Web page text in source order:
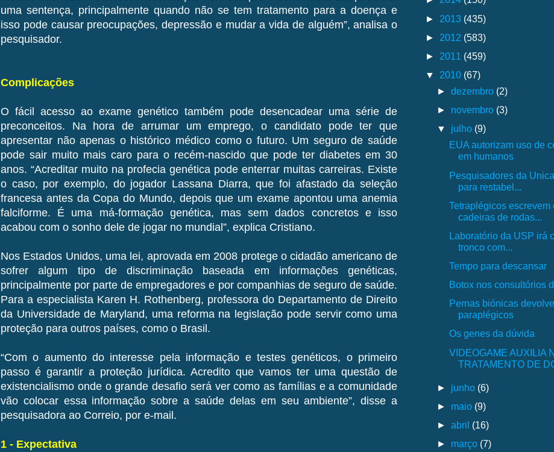
uma sentença, principalmente quando não se tem tratamento para a doença e
isso pode causar preocupações, depressão e mudar a vida de alguém”, analisa o
pesquisador.
Complicações
O fácil acesso ao exame genético também pode desencadear uma série de
preconceitos. Na hora de arrumar um emprego, o candidato pode ter que
apresentar não apenas o histórico médico como o futuro. Um seguro de saúde
pode sair muito mais caro para o recém-nascido que pode ter diabetes em 30
anos. “Acreditar muito na profecia genética pode enterrar muitas carreiras. Existe
o caso, por exemplo, do jogador Lassana Diarra, que foi afastado da seleção
francesa antes da Copa do Mundo, depois que um exame apontou uma anemia
falciforme. É uma má-formação genética, mas sem dados concretos e isso
acabou com o sonho dele de jogar no mundial”, explica Cristiano.
Nos Estados Unidos, uma lei, aprovada em 2008 protege o cidadão americano de
sofrer algum tipo de discriminação baseada em informações genéticas,
principalmente por parte de empregadores e por companhias de seguro de saúde.
Para a especialista Karen H. Rothenberg, professora do Departamento de Direito
da Universidade de Maryland, uma reforma na legislação pode servir como uma
proteção para outros países, como o Brasil.
“Com o aumento do interesse pela informação e testes genéticos, o primeiro
passo é garantir a proteção jurídica. Acredito que vamos ter uma questão de
existencialismo onde o grande desafio será ver como as famílias e a comunidade
vão colocar essa informação sobre a saúde delas em seu ambiente”, disse a
pesquisadora ao Correio, por e-mail.
1 - Expectativa
► 2013 (435)
► 2012 (583)
► 2011 (459)
▼ 2010 (67)
►dezembro (2)
► novembro (3)
▼ julho (9)
EUA autorizam uso de
em humanos
Pesquisadores da
para restabel...
Tetraplégicos escrevem
cadeiras de rodas...
Laboratório da USP irá
tronco com...
Tempo para descansar
Botox nos consultórios
Pernas biónicas
paraplégicos
Os genes da dúvida
VIDEOGAME AUXILIA
TRATAMENTO DE
► junho (6)
► maio (9)
►abril (16)
► março (7)